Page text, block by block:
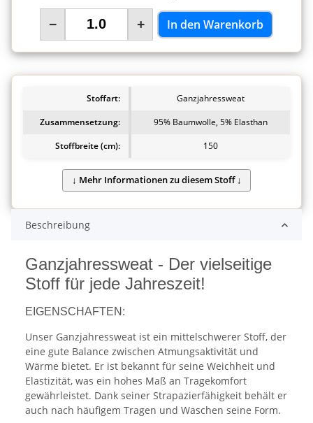
− + In den Warenkorb
Stoffart:
Ganzjahressweat
Zusammensetzung:
95% Baumwolle, 5% Elasthan
Stoffbreite (cm):
150
Beschreibung
Ganzjahressweat - Der vielseitige
Stoff für jede Jahreszeit!
EIGENSCHAFTEN:
Unser Ganzjahressweat ist ein mittelschwerer Stoff, der
eine gute Balance zwischen Atmungsaktivität und
Wärme bietet. Er ist bekannt für seine Weichheit und
Elastizität, was ein hohes Maß an Tragekomfort
gewährleistet. Dank seiner Strapazierfähigkeit behält er
auch nach häufigem Tragen und Waschen seine Form.